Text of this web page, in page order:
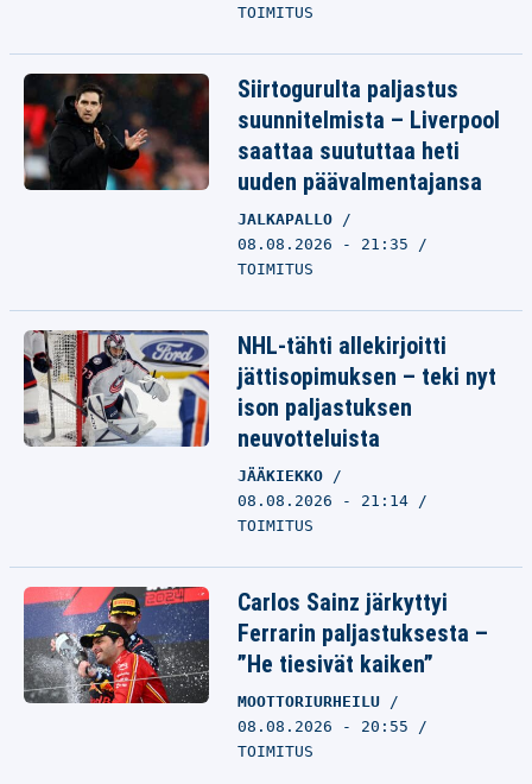
TOIMITUS
Siirtogurulta paljastus
suunnitelmista – Liverpool
saattaa suututtaa heti
uuden päävalmentajansa
JALKAPALLO
08.08.2026 - 21:35
TOIMITUS
NHL-tähti allekirjoitti
jättisopimuksen – teki nyt
ison paljastuksen
neuvotteluista
JÄÄKIEKKO
08.08.2026 - 21:14
TOIMITUS
Carlos Sainz järkyttyi
Ferrarin paljastuksesta –
”He tiesivät kaiken”
MOOTTORIURHEILU
08.08.2026 - 20:55
TOIMITUS